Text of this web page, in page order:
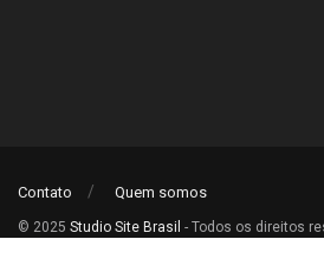
Contato Quem somos
© 2025 Studio Site Brasil - Todos os direitos